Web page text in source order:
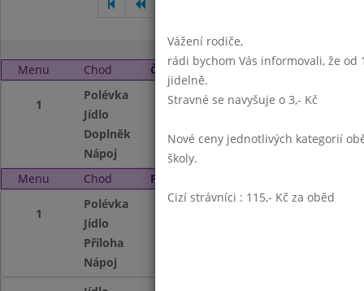
Menu Chod Čtvrtek 3. 1. 2013
1
Polévka
Dršťková
Jídlo
Doplněk
ovoce
Nápoj
Menu
Chod Pátek 4. 1. 2013
1
Polévka
Zeleninová s
Jídlo
Příloha
Nápoj
Vážení rodiče,
rádi bychom Vás informovali, že od
jidelně.
Stravné se navyšuje o 3,- Kč
Nové ceny jednotlivých kategorií
školy.
Cizí strávníci : 115,- Kč za oběd